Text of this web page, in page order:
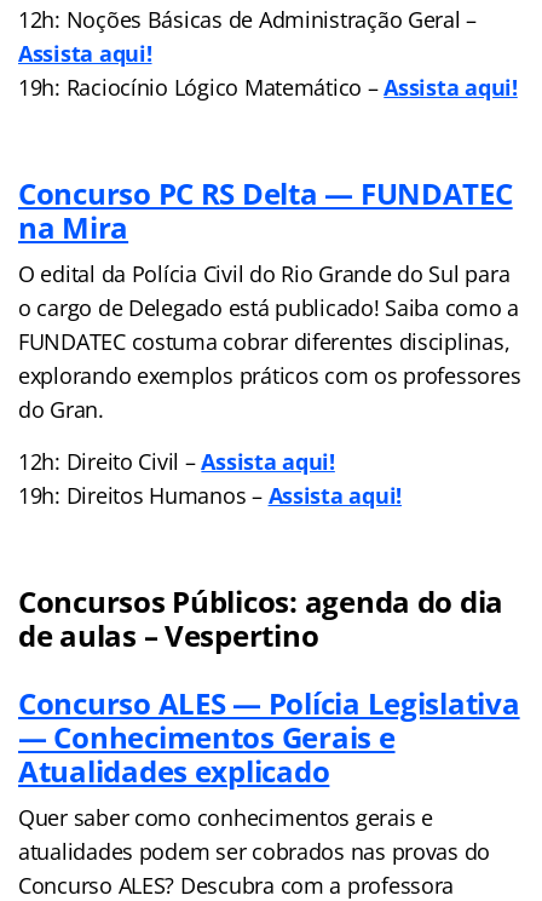
12h: Noções Básicas de Administração Geral –
Assista aqui!
19h: Raciocínio Lógico Matemático –Assista aqui!
Concurso PC RS Delta — FUNDATEC
na Mira
O edital da Polícia Civil do Rio Grande do Sul para
o cargo de Delegado está publicado! Saiba como a
FUNDATEC costuma cobrar diferentes disciplinas,
explorando exemplos práticos com os professores
do Gran.
12h: Direito Civil –Assista aqui!
19h: Direitos Humanos – Assista aqui!
Concursos Públicos: agenda do dia
de aulas – Vespertino
Concurso ALES — Polícia Legislativa
— Conhecimentos Gerais e
Atualidades explicado
Quer saber como conhecimentos gerais e
atualidades podem ser cobrados nas provas do
Concurso ALES? Descubra com a professora